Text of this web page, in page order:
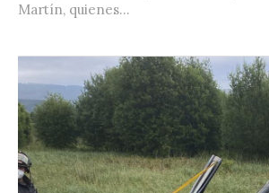
Martín, quienes...